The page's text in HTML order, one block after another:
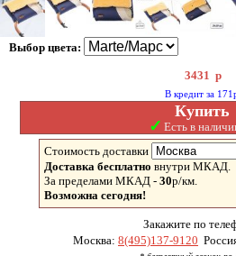
Выбор цвета:
3431 р
В кредит за
Купить
✓ Есть в
Стоимость доставки
Доставка бесплатно внутри МКАД.
За пределами МКАД - 30р/км.
Возможна сегодня!
Закажите по
Москва: 8(495)137-9120